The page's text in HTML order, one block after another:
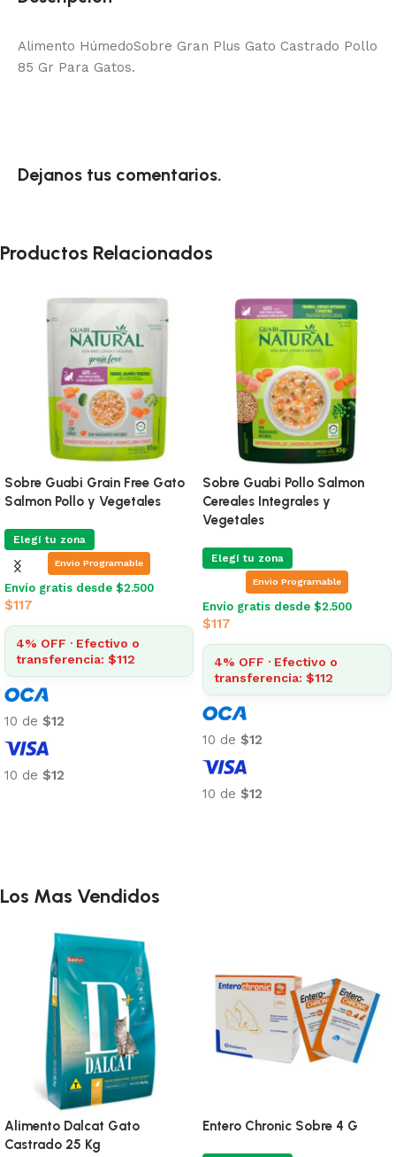
Alimento HúmedoSobre Gran Plus Gato Castrado Pollo
85 Gr Para Gatos.
Dejanos tus comentarios.
Productos Relacionados
Sobre Guabi Grain Free Gato
Salmon Pollo y Vegetales
Elegí tu zona
Envio Programable
Envío gratis desde $2.500
$117
4% OFF · Efectivo o
transferencia: $112
10 de $12
10 de $12
Sobre Guabi Pollo Salmon
Cereales Integrales y
Vegetales
Elegí tu zona
Envio Programable
Envío gratis desde $2.500
$117
4% OFF · Efectivo o
transferencia: $112
10 de $12
10 de $12
Los Mas Vendidos
Alimento Dalcat Gato
Castrado 25 Kg
Entero Chronic Sobre 4 G